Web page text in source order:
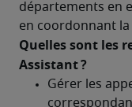
départements en
en coordonnant
Quelles sont les
Gérer les